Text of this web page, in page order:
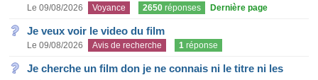
Le 09/08/2026 Voyance 2650 réponses Dernière page
Je veux voir le video du film
Le 09/08/2026 Avis de recherche 1 réponse
Je cherche un film don je ne connais ni le titre ni les